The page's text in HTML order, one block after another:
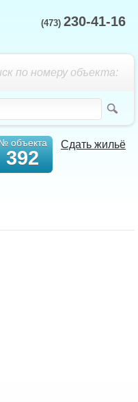
(473) 230-41-16
по номеру объекта:
Сдать жильё
объекта
392